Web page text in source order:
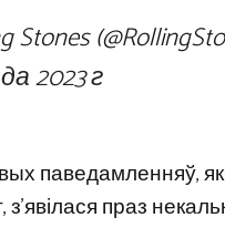
Stones
2023 г
паведамленняў,
з’явілася праз